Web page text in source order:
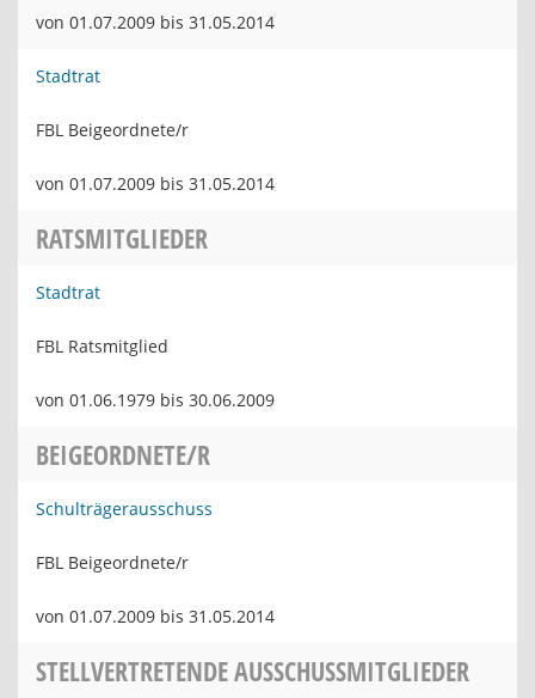
von 01.07.2009 bis 31.05.2014
Stadtrat
FBL Beigeordnete/r
von 01.07.2009 bis 31.05.2014
RATSMITGLIEDER
Stadtrat
FBL Ratsmitglied
von 01.06.1979 bis 30.06.2009
BEIGEORDNETE/R
Schulträgerausschuss
FBL Beigeordnete/r
von 01.07.2009 bis 31.05.2014
STELLVERTRETENDE AUSSCHUSSMITGLIEDER